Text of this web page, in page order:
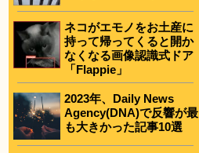
ネコがエモノをお土産に
持って帰ってくると開か
なくなる画像認識式ドア
「Flappie」
2023年、Daily News
Agency(DNA)で反響が最
も大きかった記事10選